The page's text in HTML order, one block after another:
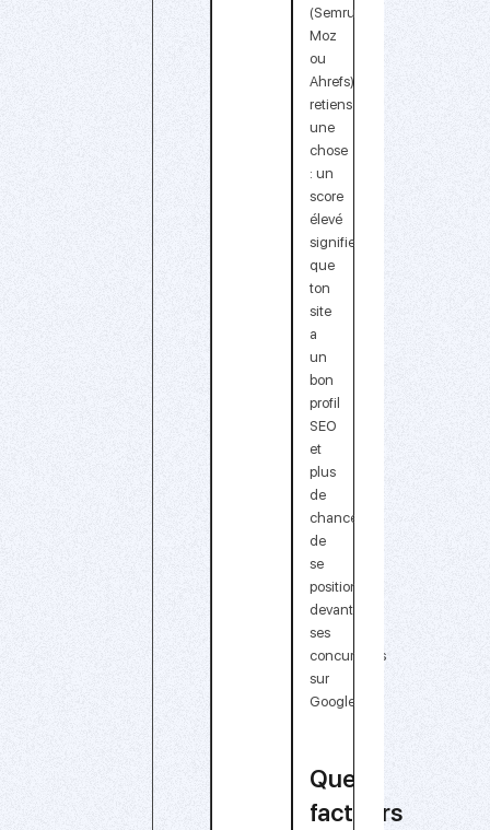
(Semrush,
Moz
ou
Ahrefs),
retiens
une
chose
: un
score
élevé
signifie
que
ton
site
a
un
bon
profil
SEO
et
plus
de
chances
de
se
positionner
devant
ses
concurrents
sur
Google.
Quels
facteurs